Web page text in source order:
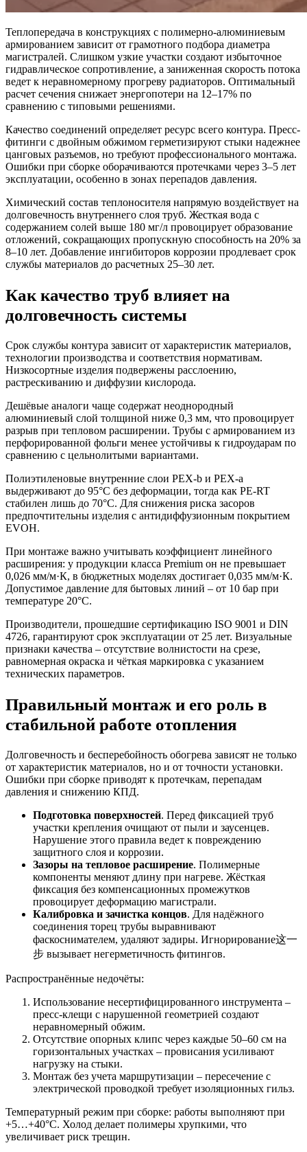
Теплопередача в конструкциях с полимерно-алюминиевым
армированием зависит от грамотного подбора диаметра
магистралей. Слишком узкие участки создают избыточное
гидравлическое сопротивление, а заниженная скорость потока
ведет к неравномерному прогреву радиаторов. Оптимальный
расчет сечения снижает энергопотери на 12–17% по
сравнению с типовыми решениями.
Качество соединений определяет ресурс всего контура. Пресс-
фитинги с двойным обжимом герметизируют стыки надежнее
цанговых разъемов, но требуют профессионального монтажа.
Ошибки при сборке оборачиваются протечками через 3–5 лет
эксплуатации, особенно в зонах перепадов давления.
Химический состав теплоносителя напрямую воздействует на
долговечность внутреннего слоя труб. Жесткая вода с
содержанием солей выше 180 мг/л провоцирует образование
отложений, сокращающих пропускную способность на 20% за
8–10 лет. Добавление ингибиторов коррозии продлевает срок
службы материалов до расчетных 25–30 лет.
Как качество труб влияет на
долговечность системы
Срок службы контура зависит от характеристик материалов,
технологии производства и соответствия нормативам.
Низкосортные изделия подвержены расслоению,
растрескиванию и диффузии кислорода.
Дешёвые аналоги чаще содержат неоднородный
алюминиевый слой толщиной ниже 0,3 мм, что провоцирует
разрыв при тепловом расширении. Трубы с армированием из
перфорированной фольги менее устойчивы к гидроударам по
сравнению с цельнолитыми вариантами.
Полиэтиленовые внутренние слои PEX-b и PEX-a
выдерживают до 95°C без деформации, тогда как PE-RT
стабилен лишь до 70°C. Для снижения риска засоров
предпочтительны изделия с антидиффузионным покрытием
EVOH.
При монтаже важно учитывать коэффициент линейного
расширения: у продукции класса Premium он не превышает
0,026 мм/м·К, в бюджетных моделях достигает 0,035 мм/м·К.
Допустимое давление для бытовых линий – от 10 бар при
температуре 20°C.
Производители, прошедшие сертификацию ISO 9001 и DIN
4726, гарантируют срок эксплуатации от 25 лет. Визуальные
признаки качества – отсутствие волнистости на срезе,
равномерная окраска и чёткая маркировка с указанием
технических параметров.
Правильный монтаж и его роль в
стабильной работе отопления
Долговечность и бесперебойность обогрева зависят не только
от характеристик материалов, но и от точности установки.
Ошибки при сборке приводят к протечкам, перепадам
давления и снижению КПД.
Подготовка поверхностей. Перед фиксацией труб
участки крепления очищают от пыли и заусенцев.
Нарушение этого правила ведет к повреждению
защитного слоя и коррозии.
Зазоры на тепловое расширение. Полимерные
компоненты меняют длину при нагреве. Жёсткая
фиксация без компенсационных промежутков
провоцирует деформацию магистрали.
Калибровка и зачистка концов. Для надёжного
соединения торец трубы выравнивают
фаскоснимателем, удаляют задиры. Игнорирование这一
步 вызывает негерметичность фитингов.
Распространённые недочёты:
Использование несертифицированного инструмента –
пресс-клещи с нарушенной геометрией создают
неравномерный обжим.
Отсутствие опорных клипс через каждые 50–60 см на
горизонтальных участках – провисания усиливают
нагрузку на стыки.
Монтаж без учета маршрутизации – пересечение с
электрической проводкой требует изоляционных гильз.
Температурный режим при сборке: работы выполняют при
+5…+40°C. Холод делает полимеры хрупкими, что
увеличивает риск трещин.